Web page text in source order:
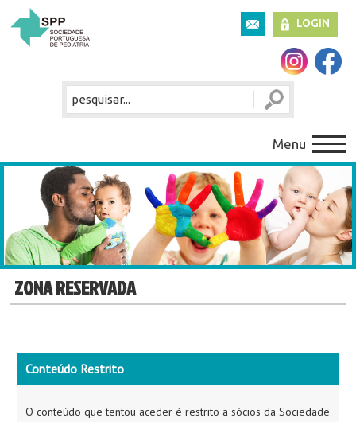
LOGIN
Menu
ZONA RESERVADA
Conteúdo Restrito
O conteúdo que tentou aceder é restrito a sócios da Sociedade